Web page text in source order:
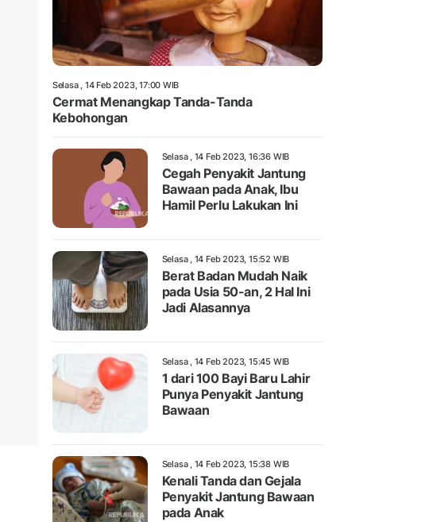
Selasa , 14 Feb 2023, 17:00 WIB
Cermat Menangkap Tanda-Tanda
Kebohongan
Selasa , 14 Feb 2023, 16:36 WIB
Cegah Penyakit Jantung
Bawaan pada Anak, Ibu
Hamil Perlu Lakukan Ini
Selasa , 14 Feb 2023, 15:52 WIB
Berat Badan Mudah Naik
pada Usia 50-an, 2 Hal Ini
Jadi Alasannya
Selasa , 14 Feb 2023, 15:45 WIB
1 dari 100 Bayi Baru Lahir
Punya Penyakit Jantung
Bawaan
Selasa , 14 Feb 2023, 15:38 WIB
Kenali Tanda dan Gejala
Penyakit Jantung Bawaan
pada Anak